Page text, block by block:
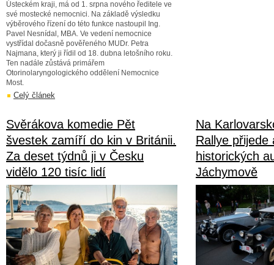
Ústeckém kraji, má od 1. srpna nového ředitele ve
své mostecké nemocnici. Na základě výsledku
výběrového řízení do této funkce nastoupil Ing.
Pavel Nesnídal, MBA. Ve vedení nemocnice
vystřídal dočasně pověřeného MUDr. Petra
Najmana, který ji řídil od 18. dubna letošního roku.
Ten nadále zůstává primářem
Otorinolaryngologického oddělení Nemocnice
Most.
Celý článek
Svěrákova komedie Pět
švestek zamíří do kin v Británii.
Za deset týdnů ji v Česku
vidělo 120 tisíc lidí
Na
Rallye přijede
historických
Jáchymově